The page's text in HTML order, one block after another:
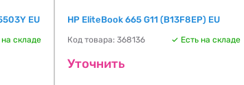
EU
на складе
HP EliteBook 665 G11 (B13F8EP) EU
Код товара: 368136 Есть на складе
Уточнить